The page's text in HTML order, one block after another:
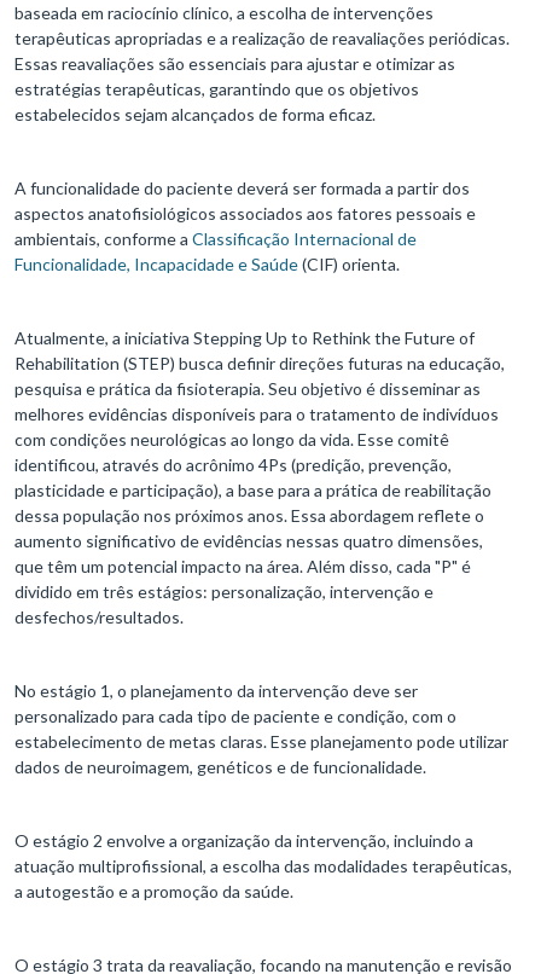
baseada em raciocínio clínico, a escolha de intervenções
terapêuticas apropriadas e a realização de reavaliações periódicas.
Essas reavaliações são essenciais para ajustar e otimizar as
estratégias terapêuticas, garantindo que os objetivos
estabelecidos sejam alcançados de forma eficaz.
A funcionalidade do paciente deverá ser formada a partir dos
aspectos anatofisiológicos associados aos fatores pessoais e
ambientais, conforme a Classificação Internacional de
Funcionalidade, Incapacidade e Saúde(CIF) orienta.
Atualmente, a iniciativa Stepping Up to Rethink the Future of
Rehabilitation (STEP) busca definir direções futuras na educação,
pesquisa e prática da fisioterapia. Seu objetivo é disseminar as
melhores evidências disponíveis para o tratamento de indivíduos
com condições neurológicas ao longo da vida. Esse comitê
identificou, através do acrônimo 4Ps (predição, prevenção,
plasticidade e participação), a base para a prática de reabilitação
dessa população nos próximos anos. Essa abordagem reflete o
aumento significativo de evidências nessas quatro dimensões,
que têm um potencial impacto na área. Além disso, cada "P" é
dividido em três estágios: personalização, intervenção e
desfechos/resultados.
No estágio 1, o planejamento da intervenção deve ser
personalizado para cada tipo de paciente e condição, com o
estabelecimento de metas claras. Esse planejamento pode utilizar
dados de neuroimagem, genéticos e de funcionalidade.
O estágio 2 envolve a organização da intervenção, incluindo a
atuação multiprofissional, a escolha das modalidades terapêuticas,
a autogestão e a promoção da saúde.
O estágio 3 trata da reavaliação, focando na manutenção e revisão